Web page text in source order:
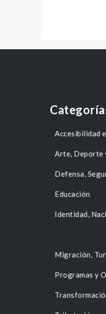
Accesibilidad
Arte, Deporte
Defensa,
Educación
Identidad,
Migración,
Programas y